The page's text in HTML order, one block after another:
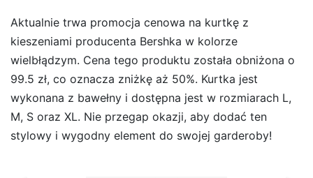
Aktualnie trwa promocja cenowa na kurtkę z
kieszeniami producenta Bershka w kolorze
wielbłądzym. Cena tego produktu została obniżona o
99.5 zł, co oznacza zniżkę aż 50%. Kurtka jest
wykonana z bawełny i dostępna jest w rozmiarach L,
M, S oraz XL. Nie przegap okazji, aby dodać ten
stylowy i wygodny element do swojej garderoby!